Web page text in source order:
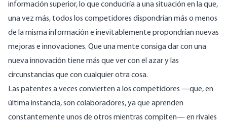
información superior, lo que conduciría a una situación en la que,
una vez más, todos los competidores dispondrían más o menos
de la misma información e inevitablemente propondrían nuevas
mejoras e innovaciones. Que una mente consiga dar con una
nueva innovación tiene más que ver con el azar y las
circunstancias que con cualquier otra cosa.
Las patentes a veces convierten a los competidores —que, en
última instancia, son colaboradores, ya que aprenden
constantemente unos de otros mientras compiten— en rivales